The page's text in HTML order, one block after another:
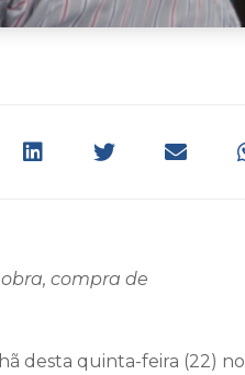
compra de
desta quinta-feira (22) no